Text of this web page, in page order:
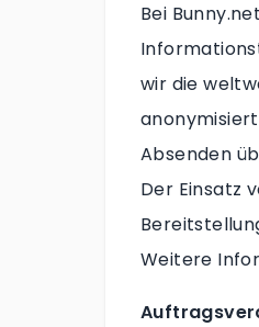
Bei
wir die
Absenden
Der Einsatz
Weitere